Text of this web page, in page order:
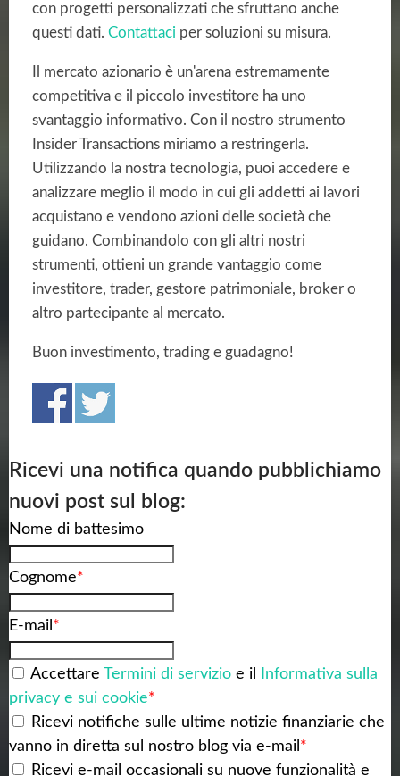
con progetti personalizzati che sfruttano anche
questi dati. Contattaci per soluzioni su misura.
Il mercato azionario è un'arena estremamente
competitiva e il piccolo investitore ha uno
svantaggio informativo. Con il nostro strumento
Insider Transactions miriamo a restringerla.
Utilizzando la nostra tecnologia, puoi accedere e
analizzare meglio il modo in cui gli addetti ai lavori
acquistano e vendono azioni delle società che
guidano. Combinandolo con gli altri nostri
strumenti, ottieni un grande vantaggio come
investitore, trader, gestore patrimoniale, broker o
altro partecipante al mercato.
Buon investimento, trading e guadagno!
Ricevi una notifica quando pubblichiamo
nuovi post sul blog:
Nome di battesimo
Cognome*
E-mail *
Accettare Termini di servizio e il
Informativa sulla
privacy e sui cookie*
Ricevi notifiche sulle ultime notizie finanziarie che
vanno in diretta sul nostro blog via e-mail *
Ricevi e-mail occasionali su nuove funzionalità e